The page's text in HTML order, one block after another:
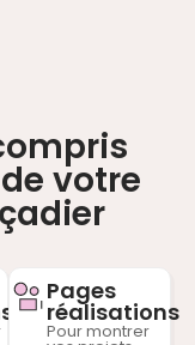
votre
Pages
réalisations
Pour montrer